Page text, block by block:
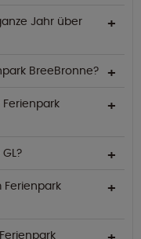
Jahr über
BreeBronne?